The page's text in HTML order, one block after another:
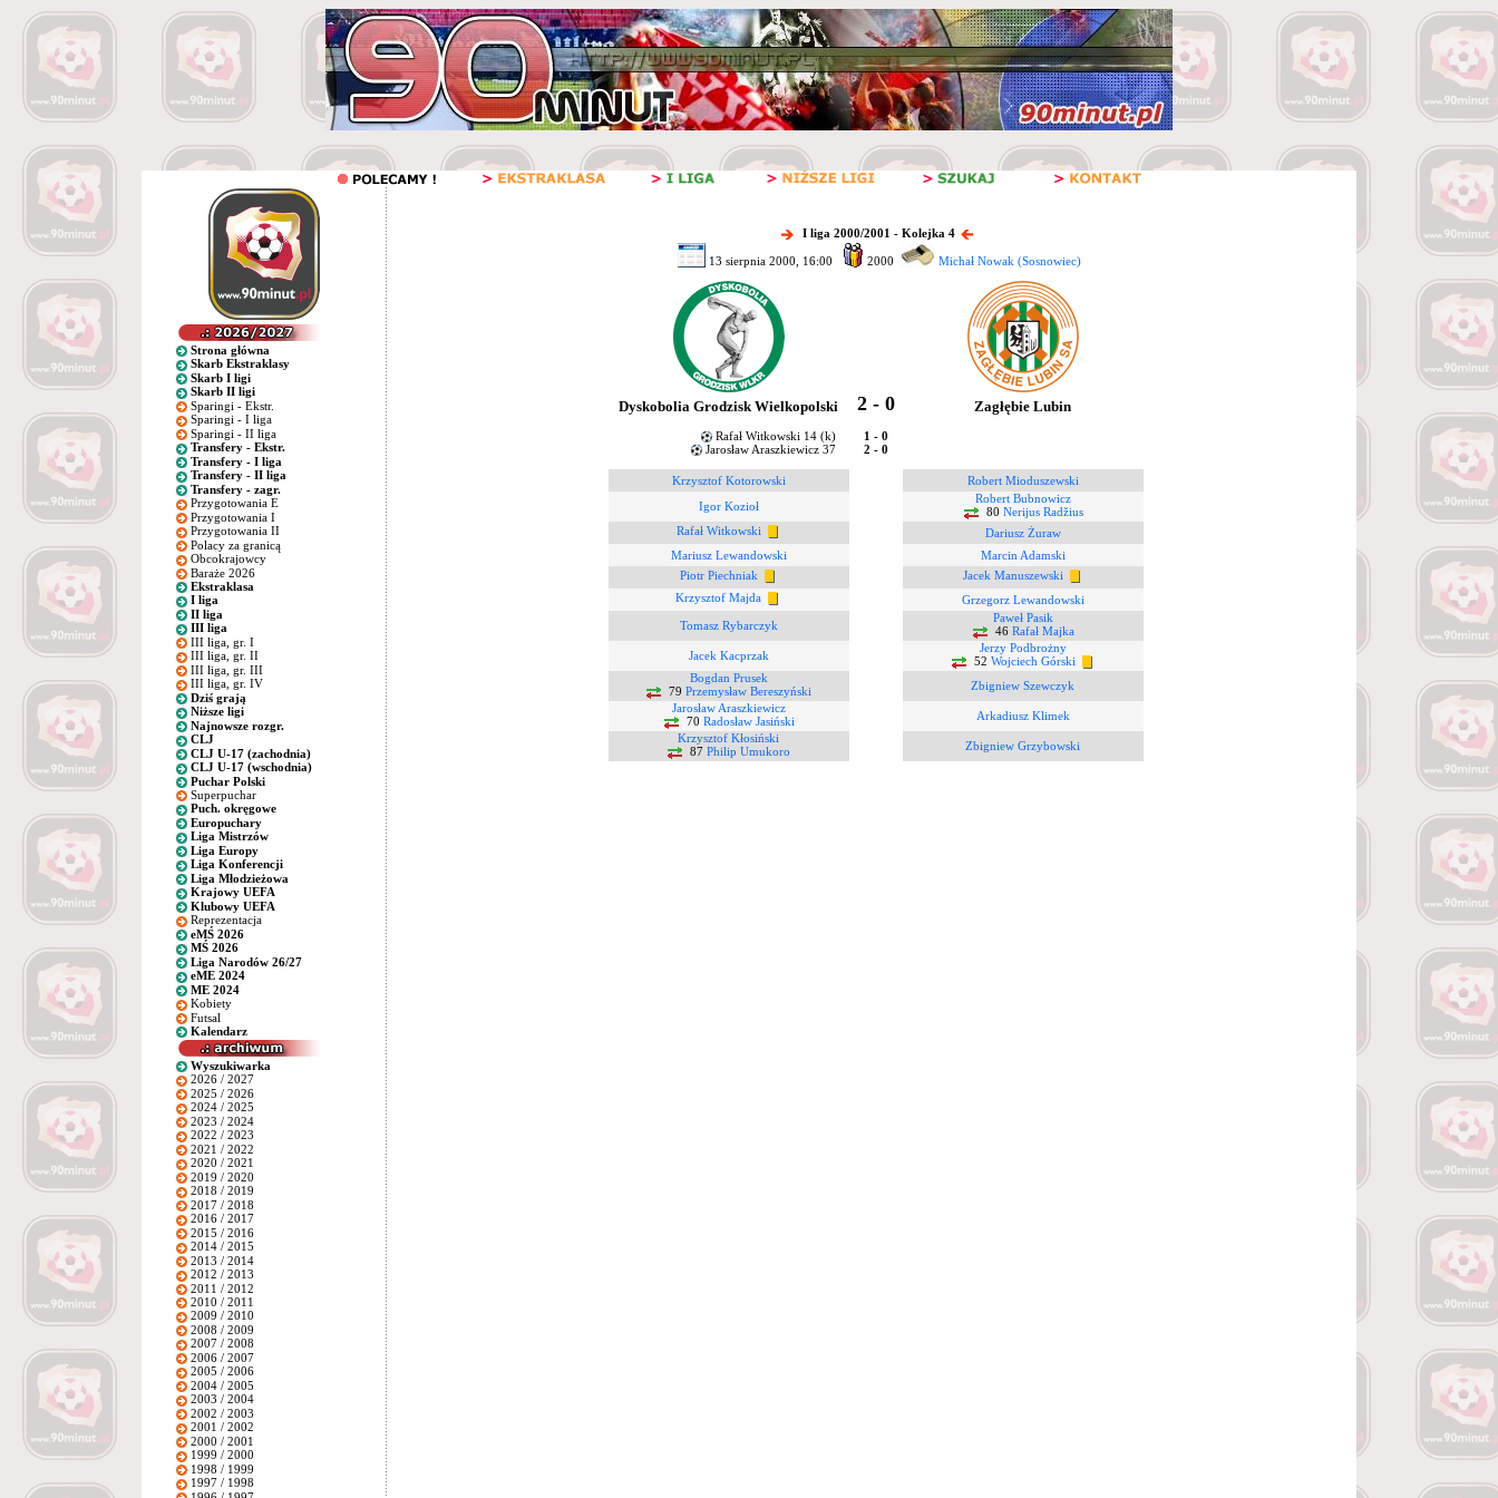
Strona główna
Skarb Ekstraklasy
Skarb I ligi
Skarb II ligi
Sparingi - Ekstr.
Sparingi - I liga
Sparingi - II liga
Transfery - Ekstr.
Transfery - I liga
Transfery - II liga
Transfery - zagr.
Przygotowania E
Przygotowania I
Przygotowania II
Polacy za granicą
Obcokrajowcy
Baraże 2026
Ekstraklasa
I liga
II liga
III liga
III liga, gr. I
III liga, gr. II
III liga, gr. III
III liga, gr. IV
Dziś grają
Niższe ligi
Najnowsze rozgr.
CLJ
CLJ U-17 (zachodnia)
CLJ U-17 (wschodnia)
Puchar Polski
Superpuchar
Puch. okręgowe
Europuchary
Liga Mistrzów
Liga Europy
Liga Konferencji
Liga Młodzieżowa
Krajowy UEFA
Klubowy UEFA
Reprezentacja
eMŚ 2026
MŚ 2026
Liga Narodów 26/27
eME 2024
ME 2024
Kobiety
Futsal
Kalendarz
Wyszukiwarka
2026 / 2027
2025 / 2026
2024 / 2025
2023 / 2024
2022 / 2023
2021 / 2022
2020 / 2021
2019 / 2020
2018 / 2019
2017 / 2018
2016 / 2017
2015 / 2016
2014 / 2015
2013 / 2014
2012 / 2013
2011 / 2012
2010 / 2011
2009 / 2010
2008 / 2009
2007 / 2008
2006 / 2007
2005 / 2006
2004 / 2005
2003 / 2004
2002 / 2003
2001 / 2002
2000 / 2001
1999 / 2000
1998 / 1999
1997 / 1998
I liga 2000/2001 - Kolejka 4
13 sierpnia 2000, 16:00 2000 Michał Nowak (Sosnowiec)
Dyskobolia Grodzisk Wielkopolski 2 - 0 Zagłębie Lubin
Rafał Witkowski 14 (k)
1 - 0
Jarosław Araszkiewicz 37
2 - 0
Krzysztof Kotorowski
Robert Mioduszewski
Igor Kozioł
Robert Bubnowicz
80 Nerijus Radžius
Rafał Witkowski
Dariusz Żuraw
Mariusz Lewandowski
Marcin Adamski
Piotr Piechniak
Jacek Manuszewski
Krzysztof Majda
Grzegorz Lewandowski
Tomasz Rybarczyk
Paweł Pasik
46 Rafał Majka
Jacek Kacprzak
Jerzy Podbrożny
52 Wojciech Górski
Bogdan Prusek
79 Przemysław Bereszyński
Zbigniew Szewczyk
Jarosław Araszkiewicz
70 Radosław Jasiński
Arkadiusz Klimek
Krzysztof Kłosiński
87 Philip Umukoro Zbigniew Grzybowski